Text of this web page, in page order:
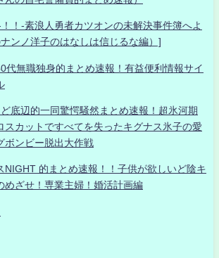
！-素浪人勇者カツオンの未解決事件簿へよ
ンノ洋子のはなしは信じるな編）]
無職独身的まとめ速報！有益便利情報サイ
底辺的一同驚愕騒然まとめ速報！超氷河期
スカットですべてを失ったキグナス氷子の愛
ボンビー脱出大作戦
NIGHT 的まとめ速報！！子供が欲しいど陰キ
めざせ！専業主婦！婚活計画編